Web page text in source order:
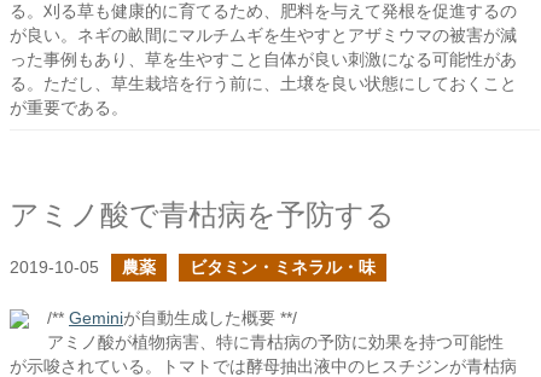
る。刈る草も健康的に育てるため、肥料を与えて発根を促進するの
が良い。ネギの畝間にマルチムギを生やすとアザミウマの被害が減
った事例もあり、草を生やすこと自体が良い刺激になる可能性があ
る。ただし、草生栽培を行う前に、土壌を良い状態にしておくこと
が重要である。
アミノ酸で青枯病を予防する
2019-10-05 農薬 ビタミン・ミネラル・味
/** Geminiが自動生成した概要 **/
アミノ酸が植物病害、特に青枯病の予防に効果を持つ可能性
が示唆されている。トマトでは酵母抽出液中のヒスチジンが青枯病